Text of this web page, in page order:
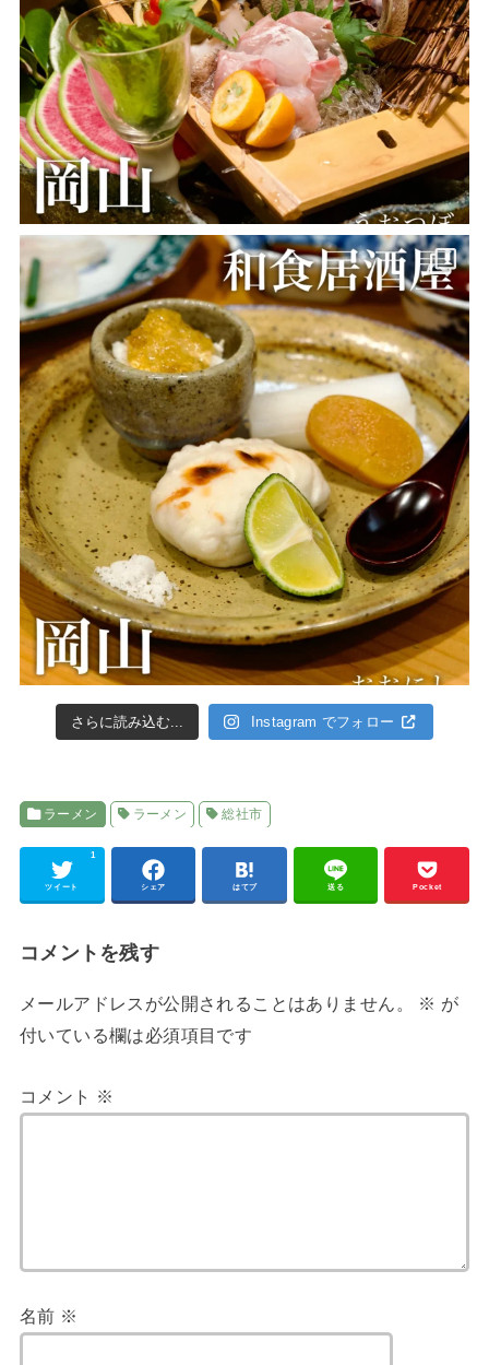
さらに読み込む... Instagram でフォロー
ラーメン ラーメン 総社市
ツイート
1
シェア はてブ 送る Pocket
コメントを残す
メールアドレスが公開されることはありません。 ※ が
付いている欄は必須項目です
コメント ※
名前 ※